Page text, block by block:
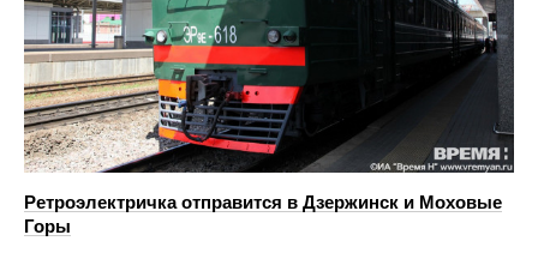
Ретроэлектричка отправится в Дзержинск и Моховые
Горы